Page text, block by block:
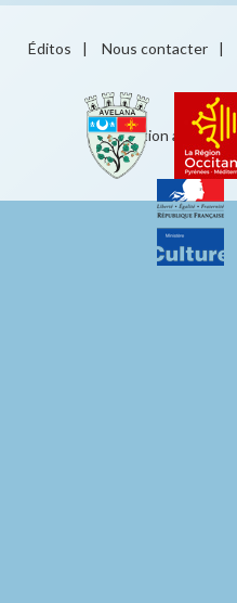
Éditos | Nous contacter |
Éducation artistique